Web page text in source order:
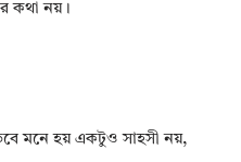
কথা নয়।
মনে হয় একটুও সাহসী নয়,